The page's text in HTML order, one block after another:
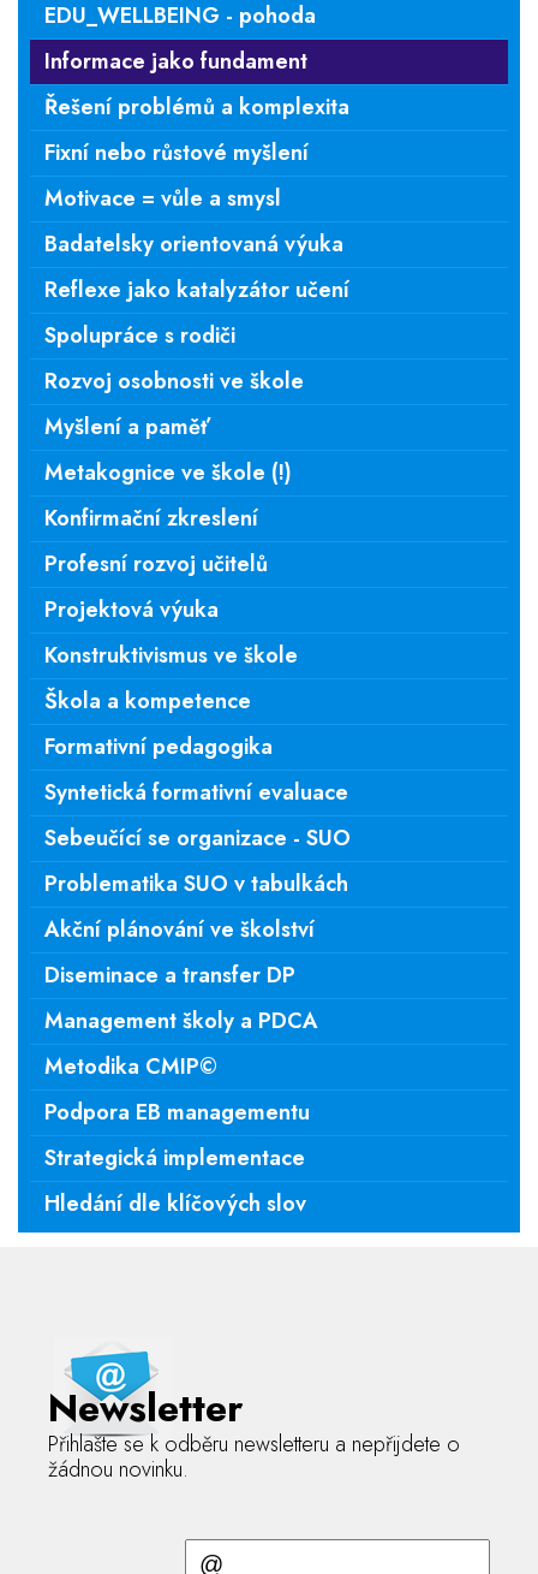
EDU_WELLBEING - pohoda
Informace jako fundament
Řešení problémů a komplexita
Fixní nebo růstové myšlení
Motivace = vůle a smysl
Badatelsky orientovaná výuka
Reflexe jako katalyzátor učení
Spolupráce s rodiči
Rozvoj osobnosti ve škole
Myšlení a paměť
Metakognice ve škole (!)
Konfirmační zkreslení
Profesní rozvoj učitelů
Projektová výuka
Konstruktivismus ve škole
Škola a kompetence
Formativní pedagogika
Syntetická formativní evaluace
Sebeučící se organizace - SUO
Problematika SUO v tabulkách
Akční plánování ve školství
Diseminace a transfer DP
Management školy a PDCA
Metodika CMIP©
Podpora EB managementu
Strategická implementace
Hledání dle klíčových slov
Newsletter
Přihlašte se k odběru newsletteru a nepřijdete o
žádnou novinku.